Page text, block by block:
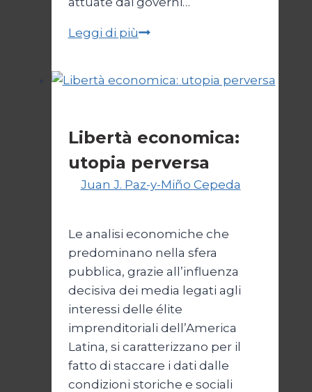
Leggi di piùMercato
democrazia
Libertà economica:
utopia perversa
Juan J. Paz-y-Miño Cepeda
Le analisi economiche che
predominano nella sfera
pubblica, grazie all’influenza
decisiva dei media legati agli
interessi delle élite
imprenditoriali dell’America
Latina, si caratterizzano per il
fatto di staccare i dati dalle
condizioni storiche e sociali